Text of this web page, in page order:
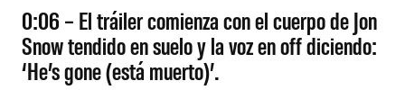
0:06 – El tráiler comienza con el cuerpo de Jon
Snow tendido en suelo y la voz en off diciendo:
‘He’s gone (está muerto)’.